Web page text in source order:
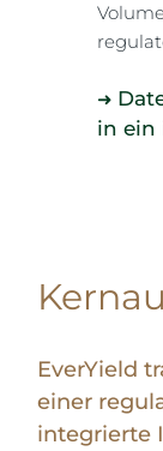
➜
in ein
EverYield
einer
integrierte